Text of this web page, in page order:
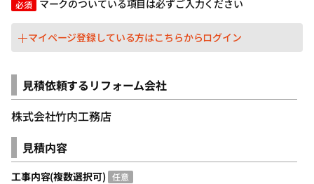
必須 マークのついている項目は必ずご入力ください
マイページ登録している方はこちらからログイン
パスワードを入力
見積依頼するリフォーム会社
株式会社竹内工務店
見積内容
工事内容(複数選択可) 任意